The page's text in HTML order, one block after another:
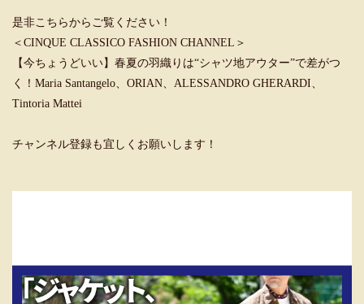
是非こちらからご覧ください！
＜CINQUE CLASSICO FASHION CHANNEL＞
【今ちょうどいい】春夏の羽織りは“シャツ地アウター”で差がつ
く！Maria Santangelo、ORIAN、ALESSANDRO GHERARDI、
Tintoria Mattei
チャンネル登録も宜しくお願いします！